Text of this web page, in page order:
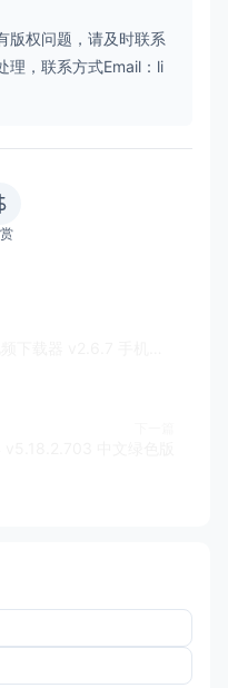
版权问题，请及时联系
理，联系方式Email：li